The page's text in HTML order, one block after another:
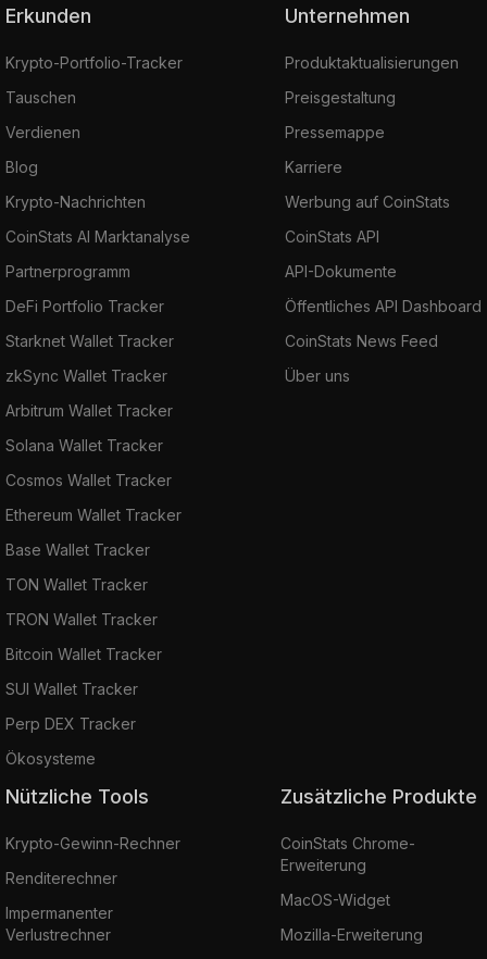
Erkunden
Krypto-Portfolio-Tracker
Tauschen
Verdienen
Blog
Krypto-Nachrichten
CoinStats AI Marktanalyse
Partnerprogramm
DeFi Portfolio Tracker
Starknet Wallet Tracker
zkSync Wallet Tracker
Arbitrum Wallet Tracker
Solana Wallet Tracker
Cosmos Wallet Tracker
Ethereum Wallet Tracker
Base Wallet Tracker
TON Wallet Tracker
TRON Wallet Tracker
Bitcoin Wallet Tracker
SUI Wallet Tracker
Perp DEX Tracker
Ökosysteme
Unternehmen
Produktaktualisierungen
Preisgestaltung
Pressemappe
Karriere
Werbung auf CoinStats
CoinStats API
API-Dokumente
Öffentliches API Dashboard
CoinStats News Feed
Über uns
Nützliche Tools
Krypto-Gewinn-Rechner
Renditerechner
Impermanenter
Verlustrechner
Zusätzliche Produkte
CoinStats Chrome-
Erweiterung
MacOS-Widget
Mozilla-Erweiterung